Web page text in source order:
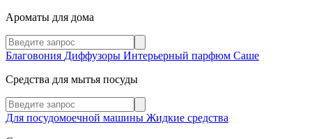
Ароматы для дома
Благовония Диффузоры Интерьерный парфюм Саше
Средства для мытья посуды
Для посудомоечной машины Жидкие средства